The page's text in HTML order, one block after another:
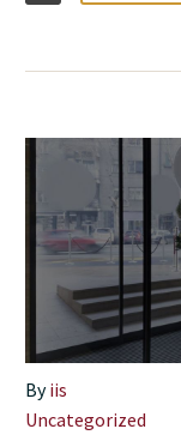
Byiis
Uncategorized